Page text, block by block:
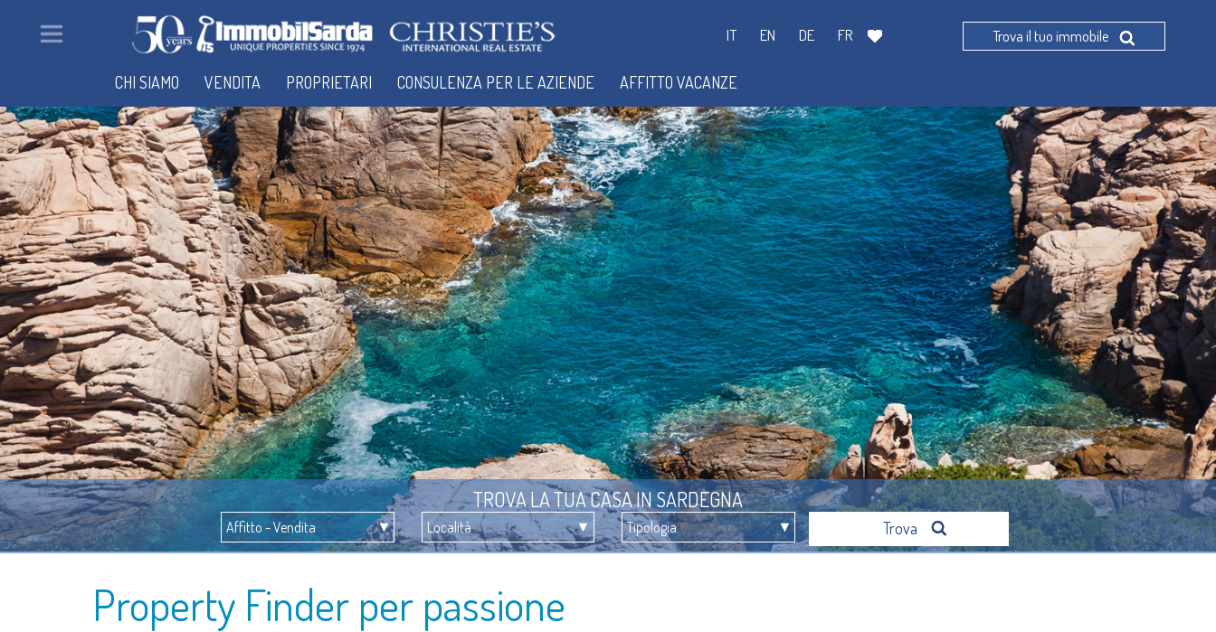
TROVA LA TUA CASA IN SARDEGNA
Trova
Property Finder per passione
FR
DE
EN
IT Trova il tuo immobile
CHI SIAMO VENDITA PROPRIETARI CONSULENZA PER LE AZIENDE AFFITTO VACANZE